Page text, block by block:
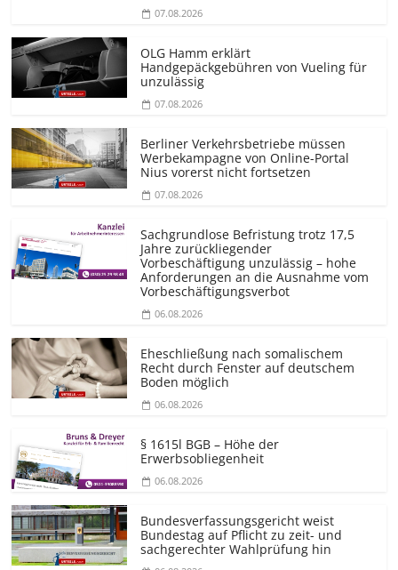
07.08.2026
OLG Hamm erklärt
Handgepäckgebühren von Vueling für
unzulässig
07.08.2026
Berliner Verkehrsbetriebe müssen
Werbekampagne von Online-Portal
Nius vorerst nicht fortsetzen
07.08.2026
Sachgrundlose Befristung trotz 17,5
Jahre zurückliegender
Vorbeschäftigung unzulässig – hohe
Anforderungen an die Ausnahme vom
Vorbeschäf­tigungsverbot
06.08.2026
Eheschließung nach somalischem
Recht durch Fenster auf deutschem
Boden möglich
06.08.2026
§ 1615l BGB – Höhe der
Erwerbsobliegenheit
06.08.2026
Bundesver­fassungsgericht weist
Bundestag auf Pflicht zu zeit- und
sachgerechter Wahlprüfung hin